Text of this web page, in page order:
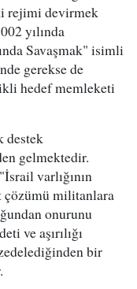
rejimi devirmek
yılında
Savaşmak" isimli
gerekse de
hedef memleketi
destek
gelmektedir.
varlığının
çözümü militanlara
onurunu
ve aşırılığı
bir